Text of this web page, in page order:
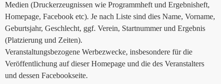
Medien (Druckerzeugnissen wie Programmheft und Ergebnisheft,
Homepage, Facebook etc). Je nach Liste sind dies Name, Vorname,
Geburtsjahr, Geschlecht, ggf. Verein, Startnummer und Ergebnis
(Platzierung und Zeiten).
Veranstaltungsbezogene Werbezwecke, insbesondere für die
Veröffentlichung auf dieser Homepage und die des Veranstalters
und dessen Facebookseite.